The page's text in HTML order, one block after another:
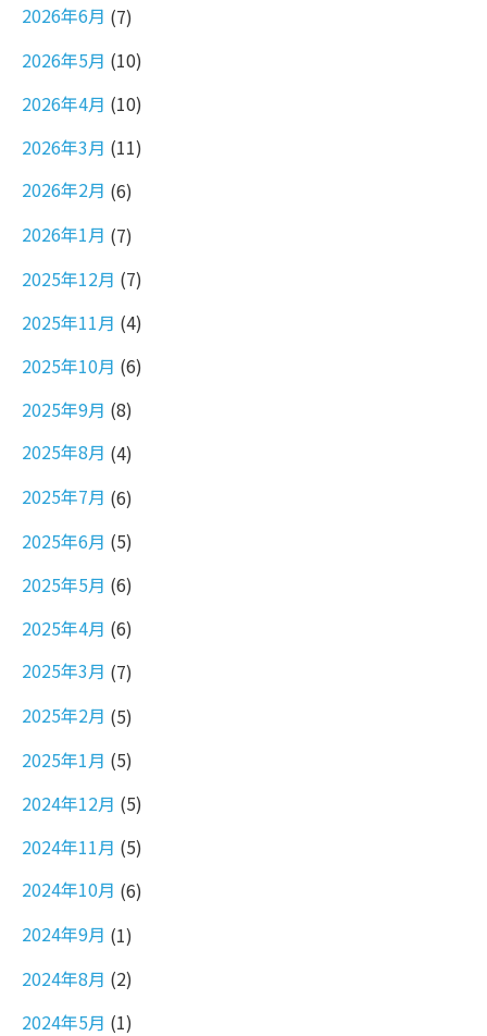
2026年6月 (7)
2026年5月 (10)
2026年4月 (10)
2026年3月 (11)
2026年2月 (6)
2026年1月 (7)
2025年12月 (7)
2025年11月 (4)
2025年10月 (6)
2025年9月 (8)
2025年8月 (4)
2025年7月 (6)
2025年6月 (5)
2025年5月 (6)
2025年4月 (6)
2025年3月 (7)
2025年2月 (5)
2025年1月 (5)
2024年12月 (5)
2024年11月 (5)
2024年10月 (6)
2024年9月 (1)
2024年8月 (2)
2024年5月 (1)